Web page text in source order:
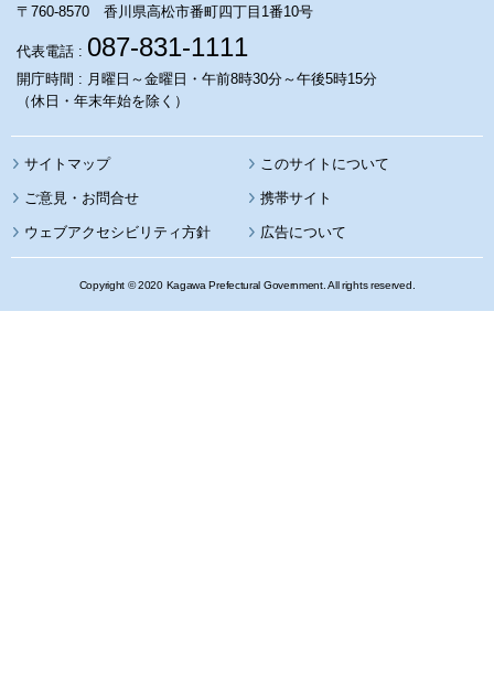
〒760-8570 香川県高松市番町四丁目1番10号
代表電話 : 087-831-1111
開庁時間 : 月曜日～金曜日・午前8時30分～午後5時15分
（休日・年末年始を除く）
サイトマップ このサイトについて
携帯サイト
ウェブアクセシビリティ方針 広告について
Copyright © 2020 Kagawa Prefectural Government. All rights reserved.